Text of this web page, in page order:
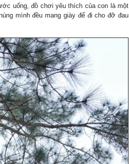
uống, đồ chơi yêu thích của con là một
mình đều mang giày để đi cho đỡ đau